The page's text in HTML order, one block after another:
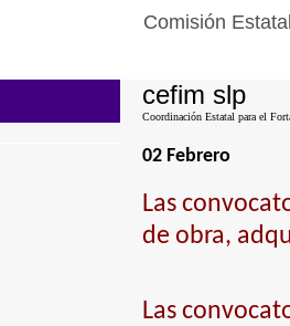
Comisión
cefim slp
Coordinación Estatal para el
02 Febrero
Las
de obra,
Las